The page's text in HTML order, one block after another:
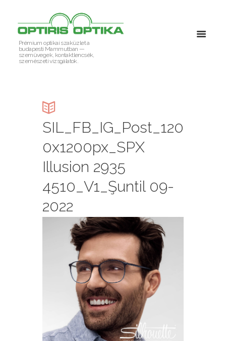
Prémium optikai szaküzlet a
budapesti Mammutban —
szemüvegek, kontaktlencsék,
szemészeti vizsgálatok.
SIL_FB_IG_Post_120
0x1200px_SPX
Illusion 2935
4510_V1_Şuntil 09-
2022